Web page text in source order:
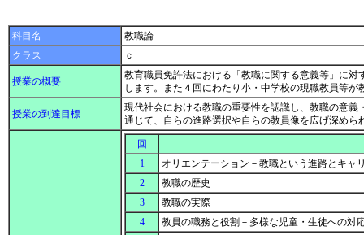
科目名
教職論
クラス
ｃ
授業の概要
教育職員免許法における「教職に関する意義等」に
します。また４回にわたり小・中学校の現職教員等
授業の到達目標
現代社会における教職の重要性を認識し、教職の意
通じて、自らの進路選択や自らの教員像を広げ深めら
回
1
オリエンテーション－教職という進路とキャ
2
教職の歴史
3
教職の実際
4
教員の職務と役割－多様な児童・生徒への対